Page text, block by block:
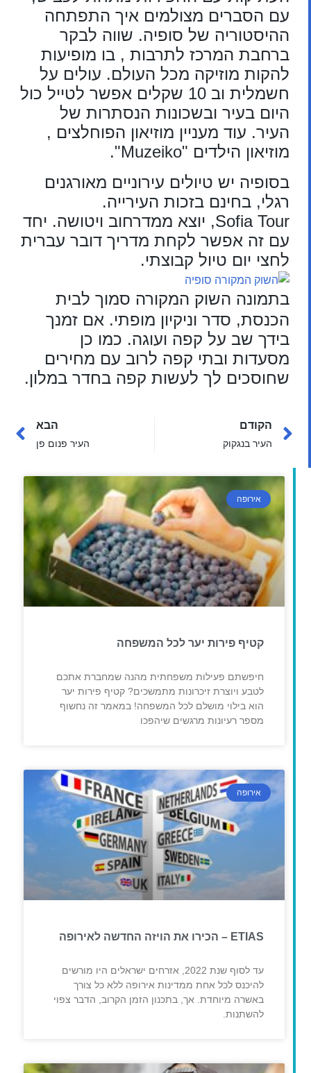
עם הסברים מצולמים איך התפתחה
ההיסטוריה של סופיה. שווה לבקר
ברחבת המרכז לתרבות , בו מופיעות
להקות מוזיקה מכל העולם. עולים על
חשמלית וב 10 שקלים אפשר לטייל כול
היום בעיר ובשכונות הנסתרות של
העיר. עוד מעניין מוזיאון הפוחלצים ,
מוזיאון הילדים "Muzeiko".
בסופיה יש טיולים עירוניים מאורגנים
רגלי, בחינם בזכות העירייה.
Sofia Tour, יוצא ממדרחוב ויטושה. יחד
עם זה אפשר לקחת מדריך דובר עברית
לחצי יום טיול קבוצתי.
בתמונה השוק המקורה סמוך לבית
הכנסת, סדר וניקיון מופתי. אם זמנך
בידך שב על קפה ועוגה. כמו כן
מסעדות ובתי קפה לרוב עם מחירים
שחוסכים לך לעשות קפה בחדר במלון.
הקודם
העיר בנגקוק
הבא
העיר פנום פן
אירופה
קטיף פירות יער לכל המשפחה
חיפשתם פעילות משפחתית מהנה שמחברת אתכם
לטבע ויוצרת זיכרונות מתמשכים? קטיף פירות יער
הוא בילוי מושלם לכל המשפחה! במאמר זה נחשוף
מספר רעיונות מרגשים שיהפכו
אירופה
ETIAS – הכירו את הויזה החדשה לאירופה
עד לסוף שנת 2022, אזרחים ישראלים היו מורשים
להיכנס לכל אחת ממדינות אירופה ללא כל צורך
באשרה מיוחדת. אך, בתכנון הזמן הקרוב, הדבר צפוי
להשתנות.